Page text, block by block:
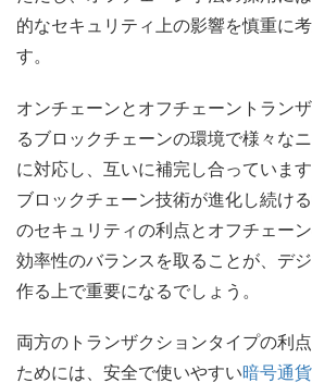
的なセキュリティ上の影響を慎重に
す。
オンチェーンとオフチェーントラン
るブロックチェーンの環境で様々な
に対応し、互いに補完し合っています
ブロックチェーン技術が進化し続け
のセキュリティの利点とオフチェー
効率性のバランスを取ることが、デ
作る上で重要になるでしょう。
両方のトランザクションタイプの利
ためには、安全で使いやすい暗号通